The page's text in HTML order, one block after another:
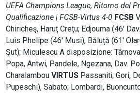
UEFA Champions League, Ritorno del
Qualificazione | FCSB-Virtus 4-0 FCSB
Chiricheş, Haruţ Creţu; Edjouma (46'
Luis Phelipe (46' Musi), Băluță (61'
Șut); Miculescu A disposizione:
Popa, Antwi, Pandele, Ngezana, Dav.
Charalambou VIRTUS Passaniti; Gori,
Pupeschi), Sabato; Lombardi,